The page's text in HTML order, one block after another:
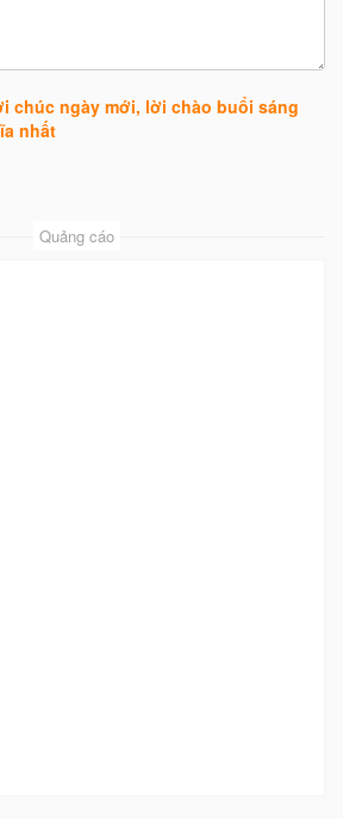
chúc ngày mới, lời chào buổi sáng
nhất
Quảng cáo